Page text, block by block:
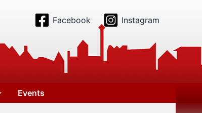
Facebook Instagram
Events